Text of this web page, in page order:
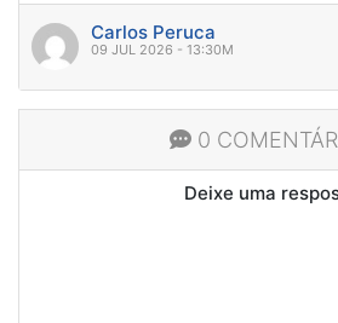
Carlos Peruca
09 JUL 2026 - 13:30M
0
Deixe uma